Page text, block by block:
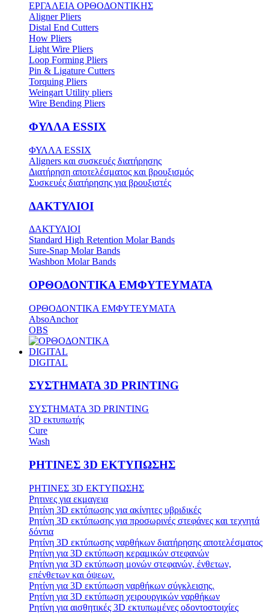
ΕΡΓΑΛΕΙΑ ΟΡΘΟΔΟΝΤΙΚΗΣ
Aligner Pliers
Distal End Cutters
How Pliers
Light Wire Pliers
Loop Forming Pliers
Pin & Ligature Cutters
Torquing Pliers
Weingart Utility pliers
Wire Bending Pliers
ΦΥΛΛΑ ESSIX
ΦΥΛΛΑ ESSIX
Aligners και συσκευές διατήρησης
Διατήρηση αποτελέσματος και βρουξισμός
Συσκευές διατήρησης για βρουξιστές
ΔΑΚΤΥΛΙΟΙ
ΔΑΚΤΥΛΙΟΙ
Standard High Retention Molar Bands
Sure-Snap Molar Bands
Washbon Molar Bands
ΟΡΘΟΔΟΝΤΙΚΑ ΕΜΦΥΤΕΥΜΑΤΑ
ΟΡΘΟΔΟΝΤΙΚΑ ΕΜΦΥΤΕΥΜΑΤΑ
AbsoAnchor
OBS
DIGITAL
DIGITAL
ΣΥΣΤΗΜΑΤΑ 3D PRINTING
ΣΥΣΤΗΜΑΤΑ 3D PRINTING
3D εκτυπωτής
Cure
Wash
ΡΗΤΙΝΕΣ 3D ΕΚΤΥΠΩΣΗΣ
ΡΗΤΙΝΕΣ 3D ΕΚΤΥΠΩΣΗΣ
Ρητινες για εκμαγεια
Ρητίνη 3D εκτύπωσης για ακίνητες υβριδικές
Ρητίνη 3D εκτύπωσης για προσωρινές στεφάνες και τεχνητά
δόντια
Ρητίνη 3D εκτύπωσης ναρθήκων διατήρησης αποτελέσματος
Ρητίνη για 3D εκτύπωση κεραμικών στεφανών
Ρητίνη για 3D εκτύπωση μονών στεφανών, ένθετων,
επένθετων και όψεων.
Ρητίνη για 3D εκτύπωση ναρθήκων σύγκλεισης.
Ρητίνη για 3D εκτύπωση χειρουργικών ναρθήκων
Ρητίνη για αισθητικές 3D εκτυπωμένες οδοντοστοιχίες